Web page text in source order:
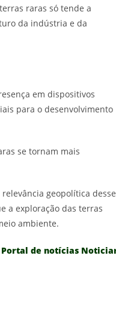
raras só tende a
da indústria e da
em dispositivos
para o desenvolvimento
se tornam mais
geopolítica
a exploração das terras
ambiente.
Portal de notícias